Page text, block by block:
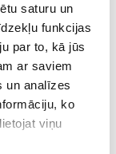
saturu un
funkcijas
par to, kā jūs
ar saviem
un analīzes
ko
viņu